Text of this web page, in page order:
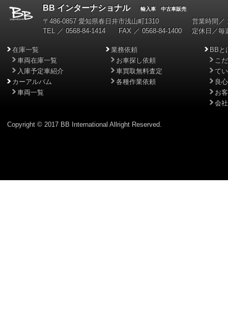
BB インターナショナル輸入車 中古車販売
〒486-0857 愛知県春日井市浅山町1310
TEL ／ 0568-84-1414 FAX ／ 0568-84-1400
営業時間／
定休日／毎
在庫一覧
車両在庫一覧
入庫予定車紹介
カーアルバム
車両一覧
業務依頼
お車探し依頼
車買取無料査定
各種作業依頼
BBと
こ
て
良
お
会
Copyright © 2017 BB International Allright Reserved.